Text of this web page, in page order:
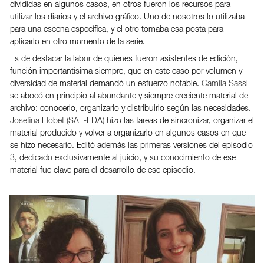
divididas en algunos casos, en otros fueron los recursos para
utilizar los diarios y el archivo gráfico. Uno de nosotros lo utilizaba
para una escena específica, y el otro tomaba esa posta para
aplicarlo en otro momento de la serie.
Es de destacar la labor de quienes fueron asistentes de edición,
función importantísima siempre, que en este caso por volumen y
diversidad de material demandó un esfuerzo notable. Camila Sassi
se abocó en principio al abundante y siempre creciente material de
archivo: conocerlo, organizarlo y distribuirlo según las necesidades.
Josefina Llobet (SAE-EDA) hizo las tareas de sincronizar, organizar el
material producido y volver a organizarlo en algunos casos en que
se hizo necesario. Editó además las primeras versiones del episodio
3, dedicado exclusivamente al juicio, y su conocimiento de ese
material fue clave para el desarrollo de ese episodio.